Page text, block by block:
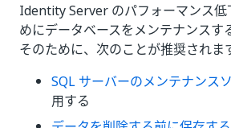
Identity Server のパフォーマンス低
めにデータベースをメンテナンスす
そのために、次のことが推奨されま
SQL サーバーのメンテナンス
用する